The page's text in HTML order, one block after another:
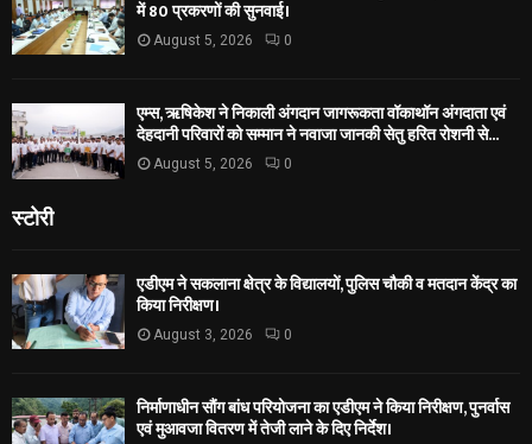
में 80 प्रकरणों की सुनवाई।
August 5, 2026 0
एम्स, ऋषिकेश ने निकाली अंगदान जागरूकता वॉकाथॉन अंगदाता एवं
देहदानी परिवारों को सम्मान ने नवाजा जानकी सेतु हरित रोशनी से...
August 5, 2026 0
स्टोरी
एडीएम ने सकलाना क्षेत्र के विद्यालयों, पुलिस चौकी व मतदान केंद्र का
किया निरीक्षण।
August 3, 2026 0
निर्माणाधीन सौंग बांध परियोजना का एडीएम ने किया निरीक्षण, पुनर्वास
एवं मुआवजा वितरण में तेजी लाने के दिए निर्देश।